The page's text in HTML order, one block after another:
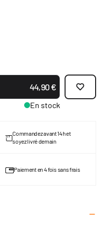
44,90 €
En stock
Commandez avant 14h et
soyez livré demain
Paiement en 4 fois sans frais